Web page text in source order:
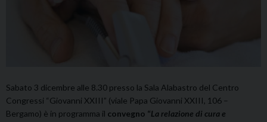
Sabato 3 dicembre alle 8.30 presso la Sala Alabastro del Centro
Congressi “Giovanni XXIII” (viale Papa Giovanni XXIII, 106 –
Bergamo) è in programma il convegno “La relazione di cura e